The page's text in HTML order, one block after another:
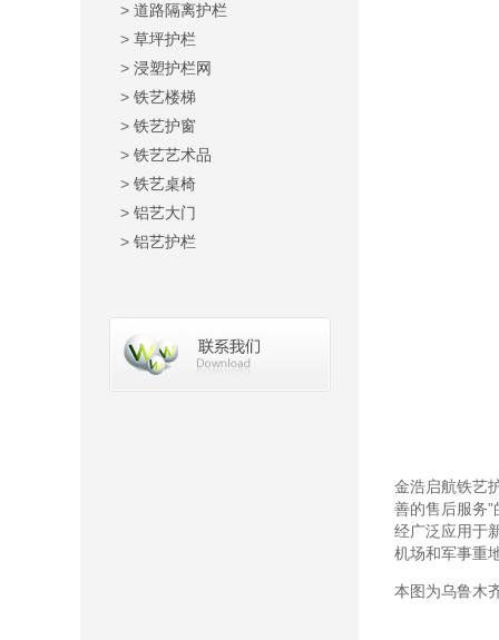
> 道路隔离护栏
> 草坪护栏
> 浸塑护栏网
> 铁艺楼梯
> 铁艺护窗
> 铁艺艺术品
> 铁艺桌椅
> 铝艺大门
> 铝艺护栏
金浩启航铁艺
善的售后服务
经广泛应用于
机场和军事重
本图为乌鲁木